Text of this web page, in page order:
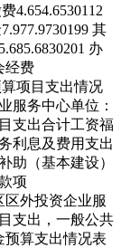
4.654.65301 12
7.977.9730199 其
5.685.6830201 办
经费
项目支出情况
服务中心单位：
支出合计工资福
利息及费用支出
助（基本建设）
项
区外投资企业服
支出，一般公共
预算支出情况表